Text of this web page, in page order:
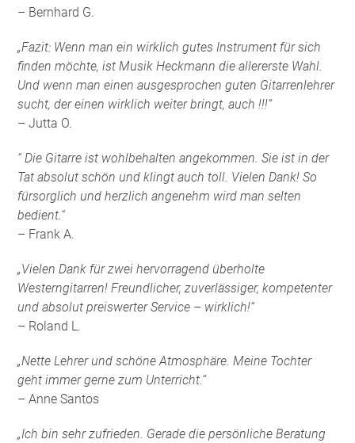
– Bernhard G.
„Fazit: Wenn man ein wirklich gutes Instrument für sich
finden möchte, ist Musik Heckmann die allererste Wahl.
Und wenn man einen ausgesprochen guten Gitarrenlehrer
sucht, der einen wirklich weiter bringt, auch !!!“
– Jutta O.
“ Die Gitarre ist wohlbehalten angekommen. Sie ist in der
Tat absolut schön und klingt auch toll. Vielen Dank! So
fürsorglich und herzlich angenehm wird man selten
bedient.“
– Frank A.
„Vielen Dank für zwei hervorragend überholte
Westerngitarren! Freundlicher, zuverlässiger, kompetenter
und absolut preiswerter Service – wirklich!“
– Roland L.
„Nette Lehrer und schöne Atmosphäre. Meine Tochter
geht immer gerne zum Unterricht.“
– Anne Santos
„Ich bin sehr zufrieden. Gerade die persönliche Beratung